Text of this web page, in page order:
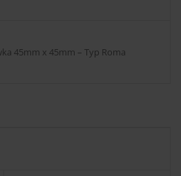
45mm x 45mm – Typ Roma